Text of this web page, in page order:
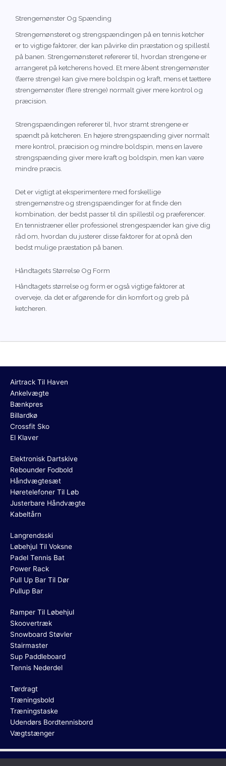
Strengemønster Og Spænding
Strengemønsteret og strengspændingen på en tennis ketcher
er to vigtige faktorer, der kan påvirke din præstation og spillestil
på banen. Strengemønsteret refererer til, hvordan strengene er
arrangeret på ketcherens hoved. Et mere åbent strengemønster
(færre strenge) kan give mere boldspin og kraft, mens et tættere
strengemønster (flere strenge) normalt giver mere kontrol og
præcision.
Strengspændingen refererer til, hvor stramt strengene er
spændt på ketcheren. En højere strengspænding giver normalt
mere kontrol, præcision og mindre boldspin, mens en lavere
strengspænding giver mere kraft og boldspin, men kan være
mindre præcis.
Det er vigtigt at eksperimentere med forskellige
strengemønstre og strengspændinger for at finde den
kombination, der bedst passer til din spillestil og præferencer.
En tennistræner eller professionel strengespænder kan give dig
råd om, hvordan du justerer disse faktorer for at opnå den
bedst mulige præstation på banen.
Håndtagets Størrelse Og Form
Håndtagets størrelse og form er også vigtige faktorer at
overveje, da det er afgørende for din komfort og greb på
ketcheren.
Airtrack Til Haven
Ankelvægte
Bænkpres
Billardkø
Crossfit Sko
El Klaver
Elektronisk Dartskive
Rebounder Fodbold
Håndvægtesæt
Høretelefoner Til Løb
Justerbare Håndvægte
Kabeltårn
Langrendsski
Løbehjul Til Voksne
Padel Tennis Bat
Power Rack
Pull Up Bar Til Dør
Pullup Bar
Ramper Til Løbehjul
Skoovertræk
Snowboard Støvler
Stairmaster
Sup Paddleboard
Tennis Nederdel
Tørdragt
Træningsbold
Træningstaske
Udendørs Bordtennisbord
Vægtstænger